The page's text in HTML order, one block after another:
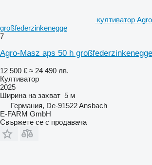
култиватор
großfederzinkenegge
7
Agro-Masz aps 50 h großfederzinkenegge
12 500 € ≈ 24 490 лв.
Култиватор
2025
Ширина на захват 5 м
Германия, De-91522 Ansbach
E-FARM GmbH
Свържете се с продавача